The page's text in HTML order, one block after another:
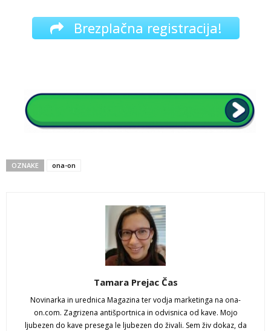
Brezplačna registracija!
OZNAKE ona-on
Tamara Prejac Čas
Novinarka in urednica Magazina ter vodja marketinga na ona-
on.com. Zagrizena antišportnica in odvisnica od kave. Mojo
ljubezen do kave presega le ljubezen do živali. Sem živ dokaz, da